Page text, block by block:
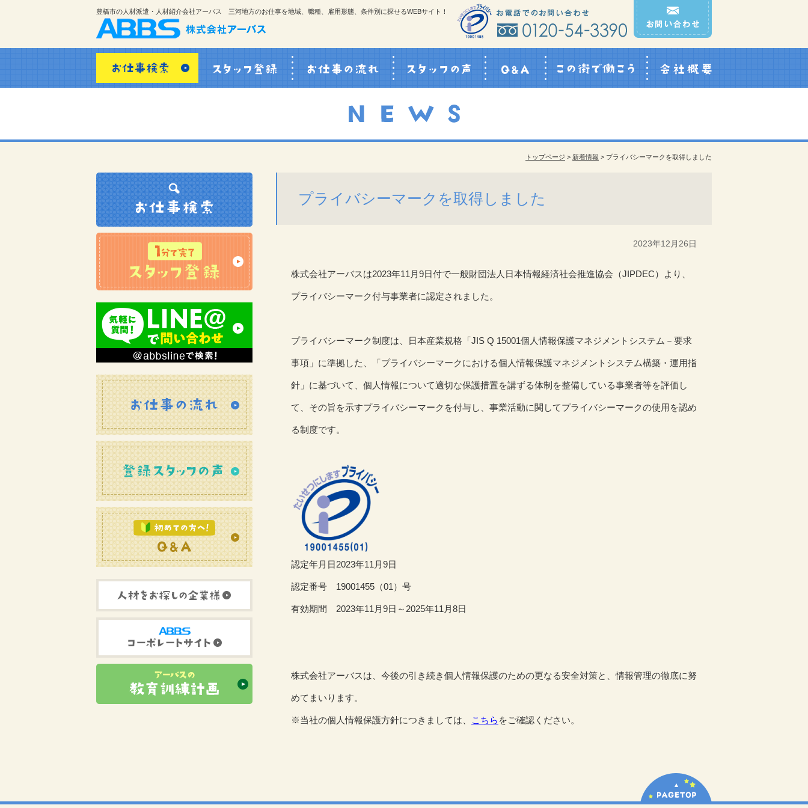
豊橋市の人材派遣・人材紹介会社アーバス 三河地方のお仕事を地域、職種、雇用形態、条件別に探せるWEBサイト！
トップページ > 新着情報 > プライバシーマークを取得しました
プライバシーマークを取得しました
2023年12月26日
株式会社アーバスは2023年11月9日付で一般財団法人日本情報経済社会推進協会（JIPDEC）より、
プライバシーマーク付与事業者に認定されました。
プライバシーマーク制度は、日本産業規格「JIS Q 15001個人情報保護マネジメントシステム－要求
事項」に準拠した、「プライバシーマークにおける個人情報保護マネジメントシステム構築・運用指
針」に基づいて、個人情報について適切な保護措置を講ずる体制を整備している事業者等を評価し
て、その旨を示すプライバシーマークを付与し、事業活動に関してプライバシーマークの使用を認め
る制度です。
認定年月日2023年11月9日
認定番号 19001455（01）号
有効期間 2023年11月9日～2025年11月8日
株式会社アーバスは、今後の引き続き個人情報保護のための更なる安全対策と、情報管理の徹底に努
めてまいります。
※当社の個人情報保護方針につきましては、 こちら をご確認ください。
お仕事の流れ
初めての方へ！Q&A